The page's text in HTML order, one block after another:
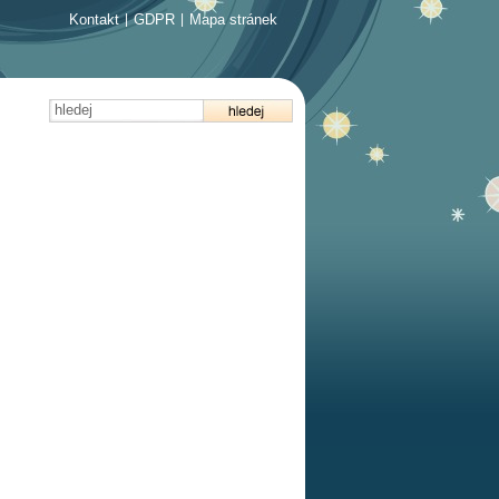
Kontakt | GDPR Mapa stránek